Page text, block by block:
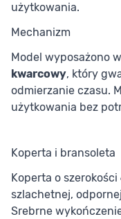
użytkowania.
Mechanizm
Model wyposażono
kwarcowy, który
odmierzanie czasu.
użytkowania bez
Koperta i bransoleta
Koperta o szerokości
szlachetnej,
Srebrne